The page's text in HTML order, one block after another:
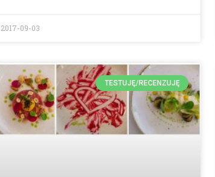
2017-09-03
TESTUJĘ/RECENZUJĘ